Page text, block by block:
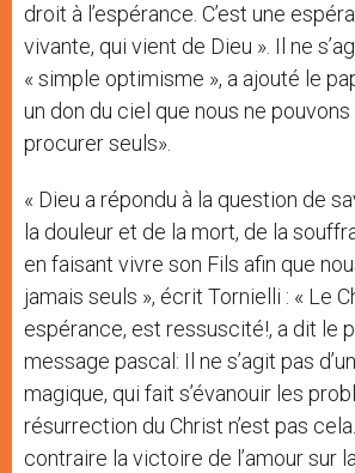
droit à l’espérance. C’est une
vivante, qui vient de Dieu ». Il ne
« simple optimisme », a ajouté le
un don du ciel que nous ne pouvons
procurer seuls».
« Dieu a répondu à la question de
la douleur et de la mort, de la
en faisant vivre son Fils afin que
jamais seuls », écrit Tornielli : « Le
espérance, est ressuscité!, a dit le
message pascal: Il ne s’agit pas
magique, qui fait s’évanouir les
résurrection du Christ n’est pas
contraire la victoire de l’amour sur